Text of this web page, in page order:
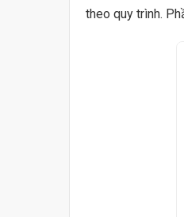
theo quy trình.